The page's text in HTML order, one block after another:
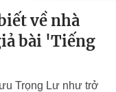
về nhà
bài 'Tiếng
Trọng Lư như trở